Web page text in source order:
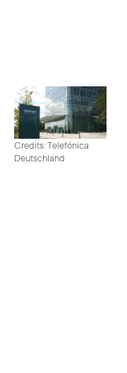
Credits: Telefónica
Deutschland